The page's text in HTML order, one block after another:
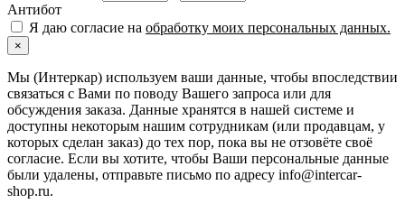
Антибот
Я даю согласие на обработку моих персональных данных.
×
Мы (Интеркар) используем ваши данные, чтобы впоследствии
связаться с Вами по поводу Вашего запроса или для
обсуждения заказа. Данные хранятся в нашей системе и
доступны некоторым нашим сотрудникам (или продавцам, у
которых сделан заказ) до тех пор, пока вы не отзовёте своё
согласие. Если вы хотите, чтобы Ваши персональные данные
были удалены, отправьте письмо по адресу info@intercar-
shop.ru.